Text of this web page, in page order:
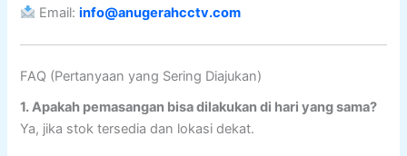
Email:info@anugerahcctv.com
FAQ (Pertanyaan yang Sering Diajukan)
1. Apakah pemasangan bisa dilakukan di hari yang sama?
Ya, jika stok tersedia dan lokasi dekat.